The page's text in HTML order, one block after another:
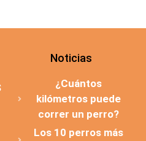
Noticias
¿Cuántos
kilómetros puede
correr un perro?
Los 10 perros más